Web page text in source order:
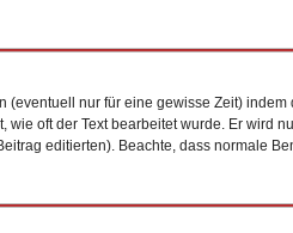
nur für eine gewisse Zeit) indem
oft der Text bearbeitet wurde. Er wird
editierten). Beachte, dass normale